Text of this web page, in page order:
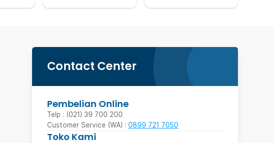
Contact Center
Pembelian Online
Telp : (021) 39 700 200
Customer Service (WA) : 0899 721 7050
Toko Kami